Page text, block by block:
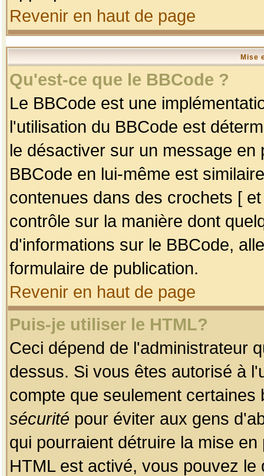
Revenir en haut de page
Mise
Qu'est-ce que le BBCode ?
Le BBCode est une
l'utilisation du BBCode est
le désactiver sur un message
BBCode en lui-même est
contenues dans des crochets [
contrôle sur la manière dont
d'informations sur le BBCode,
formulaire de publication.
Revenir en haut de page
Puis-je utiliser le HTML?
Ceci dépend de l'administrateur
dessus. Si vous êtes autorisé à
compte que seulement
sécurité pour éviter aux gens
qui pourraient détruire la mise
HTML est activé, vous pouvez